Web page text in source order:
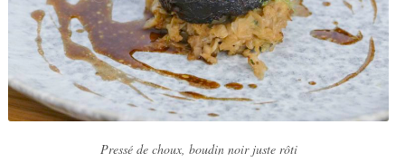
Pressé de choux, boudin noir juste rôti